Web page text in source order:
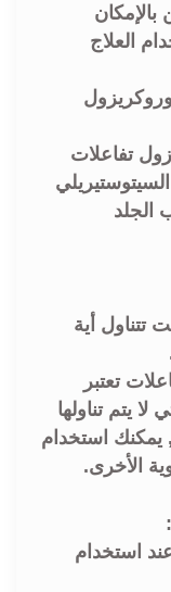
بالإمكان
العلاج
تفاعلات
الجلد
تتناول أية
تعتبر
لا يتم تناولها
يمكنك استخدام
الأخرى.
استخدام